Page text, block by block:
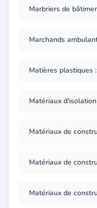
Marbriers de
Matériaux d'isolation
Matériaux de
Matériaux de
Matériaux de